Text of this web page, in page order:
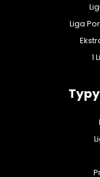
Liga
1